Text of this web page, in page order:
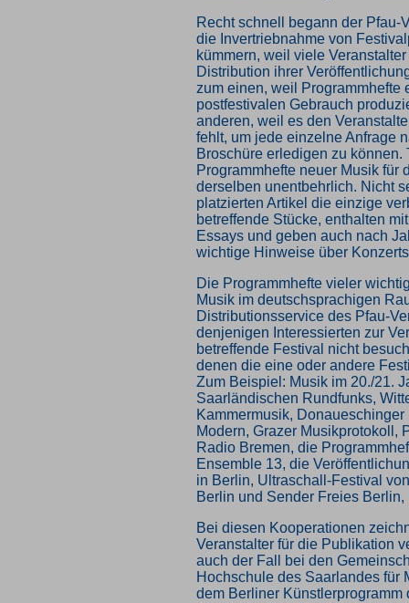
Recht schnell begann der Pfau-
die Invertriebnahme von
kümmern, weil viele
Distribution ihrer
zum einen, weil Programmhefte
postfestivalen Gebrauch
anderen, weil es den
fehlt, um jede einzelne Anfrage
Broschüre erledigen zu können.
Programmhefte neuer Musik für
derselben unentbehrlich. Nicht
platzierten Artikel die einzige
betreffende Stücke, enthalten
Essays und geben auch nach
wichtige Hinweise über
Die Programmhefte vieler
Musik im deutschsprachigen
Distributionsservice des Pfau-
denjenigen Interessierten zur
betreffende Festival nicht
denen die eine oder andere
Zum Beispiel: Musik im 20./21.
Saarländischen Rundfunks,
Kammermusik,
Modern, Grazer Musikprotokoll,
Radio Bremen, die
Ensemble 13, die
in Berlin, Ultraschall-Festival
Berlin und Sender Freies
Bei diesen Kooperationen
Veranstalter für die Publikation
auch der Fall bei den
Hochschule des Saarlandes für
dem Berliner Künstlerprogramm